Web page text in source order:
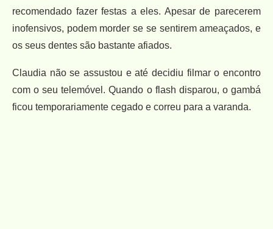
recomendado fazer festas a eles. Apesar de parecerem
inofensivos, podem morder se se sentirem ameaçados, e
os seus dentes são bastante afiados.
Claudia não se assustou e até decidiu filmar o encontro
com o seu telemóvel. Quando o flash disparou, o gambá
ficou temporariamente cegado e correu para a varanda.